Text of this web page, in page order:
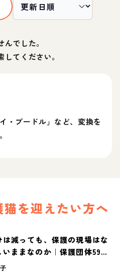
でした。
てください。
・プードル」など、変換を
を迎えたい方へ
は減っても、保護の現場はな
いままなのか｜保護団体59団
態調査【保護犬・保護猫白書